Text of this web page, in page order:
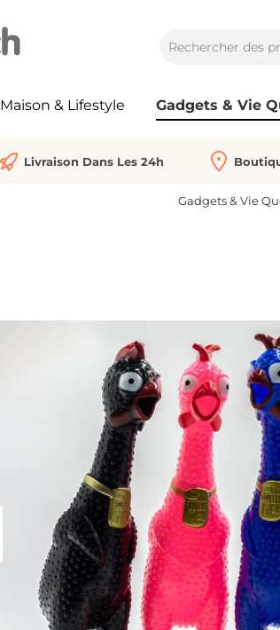
Maison & Lifestyle Gadgets & Vie
Livraison Dans Les 24h
Gadgets & Vie